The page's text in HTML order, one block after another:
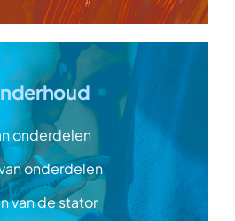
onderdelen
onderdelen
van de stator